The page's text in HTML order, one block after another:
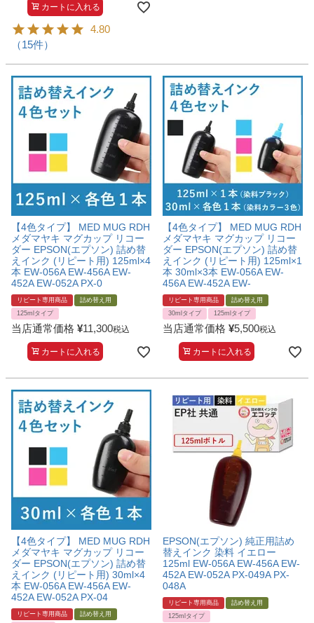
カートに入れる
4.80
（15件）
【4色タイプ】 MED MUG RDH
メダマヤキ マグカップ リコー
ダー EPSON(エプソン) 詰め替
えインク (リピート用) 125ml×4
本 EW-056A EW-456A EW-
452A EW-052A PX-0
リピート専用商品
詰め替え用
125mlタイプ
当店通常価格 ¥11,300税込
カートに入れる
【4色タイプ】 MED MUG RDH
メダマヤキ マグカップ リコー
ダー EPSON(エプソン) 詰め替
えインク (リピート用) 125ml×1
本 30ml×3本 EW-056A EW-
456A EW-452A EW-
リピート専用商品
詰め替え用
30mlタイプ
125mlタイプ
当店通常価格 ¥5,500税込
カートに入れる
【4色タイプ】 MED MUG RDH
メダマヤキ マグカップ リコー
ダー EPSON(エプソン) 詰め替
えインク (リピート用) 30ml×4
本 EW-056A EW-456A EW-
452A EW-052A PX-04
リピート専用商品
詰め替え用
EPSON(エプソン) 純正用詰め
替えインク 染料 イエロー
125ml EW-056A EW-456A EW-
452A EW-052A PX-049A PX-
048A
リピート専用商品
詰め替え用
125mlタイプ